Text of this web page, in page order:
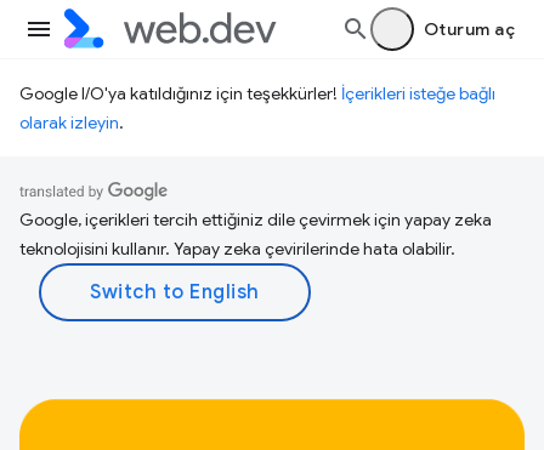
Oturum aç
Google I/O'ya katıldığınız için teşekkürler! İçerikleri isteğe bağlı
olarak izleyin.
Google, içerikleri tercih ettiğiniz dile çevirmek için yapay zeka
teknolojisini kullanır. Yapay zeka çevirilerinde hata olabilir.